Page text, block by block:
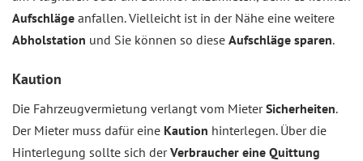
Aufschläge anfallen. Vielleicht ist in der Nähe eine weitere
Abholstation und Sie können so diese Aufschläge sparen.
Kaution
Die Fahrzeugvermietung verlangt vom MieterSicherheiten.
Der Mieter muss dafür eine Kaution hinterlegen. Über die
Hinterlegung sollte sich derVerbraucher eine Quittung